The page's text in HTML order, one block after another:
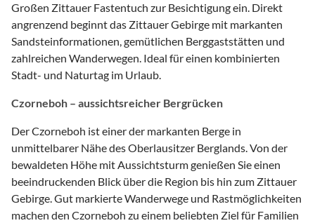
Großen Zittauer Fastentuch zur Besichtigung ein. Direkt
angrenzend beginnt das Zittauer Gebirge mit markanten
Sandsteinformationen, gemütlichen Berggaststätten und
zahlreichen Wanderwegen. Ideal für einen kombinierten
Stadt- und Naturtag im Urlaub.
Czorneboh – aussichtsreicher Bergrücken
Der Czorneboh ist einer der markanten Berge in
unmittelbarer Nähe des Oberlausitzer Berglands. Von der
bewaldeten Höhe mit Aussichtsturm genießen Sie einen
beeindruckenden Blick über die Region bis hin zum Zittauer
Gebirge. Gut markierte Wanderwege und Rastmöglichkeiten
machen den Czorneboh zu einem beliebten Ziel für Familien